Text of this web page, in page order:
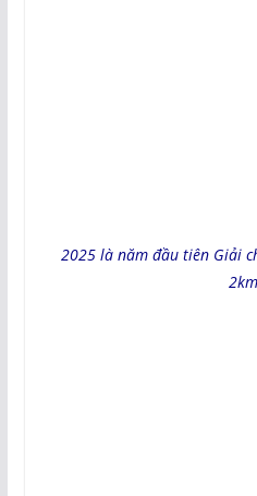
2025 là năm đầu tiên Giải
2km